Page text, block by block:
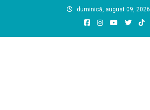
duminică, august 09, 2026